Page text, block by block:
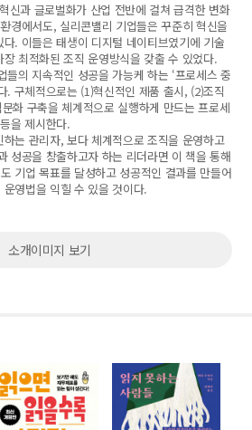
신과 글로벌화가 산업 전반에 걸쳐 급격한 변화
경에서도, 실리콘밸리 기업들은 꾸준히 혁신을
. 이들은 태생이 디지털 네이티브였기에 기술
최적화된 조직 운영방식을 갖출 수 있었다.
들의 지속적인 성공을 가능케 하는 ‘프로세스 중
. 구체적으로는 (1)혁신적인 제품 출시, (2)조직
화 구축을 체계적으로 실행하게 만드는 프로세
을 제시한다.
는 관리자, 보다 체계적으로 조직을 운영하고
성공을 창출하고자 하는 리더라면 이 책을 통해
기업 목표를 달성하고 성공적인 결과를 만들어
영법을 익힐 수 있을 것이다.
소개이미지 보기